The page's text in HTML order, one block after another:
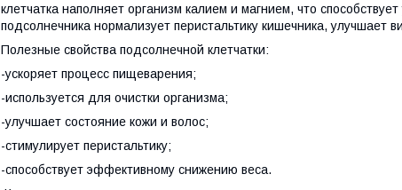
клетчатка наполняет организм калием и магнием, что
подсолнечника нормализует перистальтику кишечника, улучшает
Полезные свойства подсолнечной клетчатки:
-ускоряет процесс пищеварения;
-используется для очистки организма;
-улучшает состояние кожи и волос;
-стимулирует перистальтику;
-способствует эффективному снижению веса.